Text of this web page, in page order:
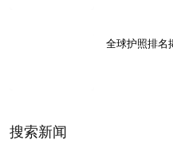
全球护照排名
搜索新闻